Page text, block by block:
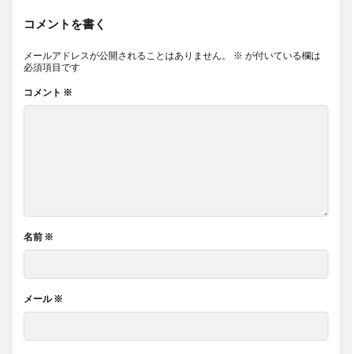
コメントを書く
メールアドレスが公開されることはありません。 ※ が付いている欄は
必須項目です
コメント ※
名前 ※
メール※